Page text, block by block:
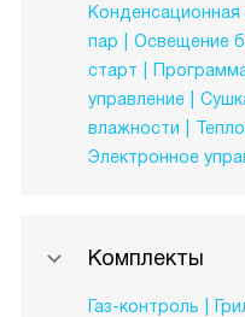
Конденсационная
пар
Освещение
старт
управление
влажности
Электронное
Комплекты
Газ-контроль